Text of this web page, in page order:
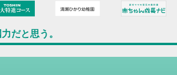
だと思う。